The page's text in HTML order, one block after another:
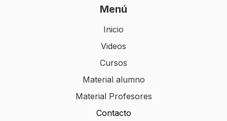
Menú
Inicio
Videos
Cursos
Material alumno
Material Profesores
Contacto